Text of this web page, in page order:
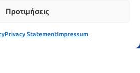
Προτιμήσεις
Privacy StatementImpressum